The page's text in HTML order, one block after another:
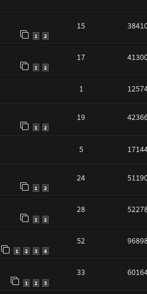
1 2
15
1 2
17
1
1 2
19
5
1 2
24
1 2
28
1 2 3 4
52
1 2 3
33